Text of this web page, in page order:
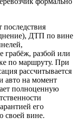
последствия
ДТП по вине
грабёж, разбой или
по маршруту. При
рассчитывается
авто на момент
полноценную
его
своей вине.